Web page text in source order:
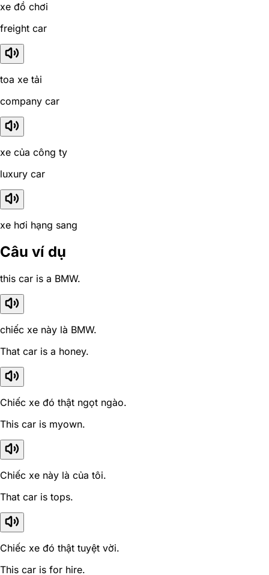
xe đồ chơi
freight car
toa xe tải
company car
xe của công ty
luxury car
xe hơi hạng sang
Câu ví dụ
this car is a BMW.
chiếc xe này là BMW.
That car is a honey.
Chiếc xe đó thật ngọt ngào.
This car is myown.
Chiếc xe này là của tôi.
That car is tops.
Chiếc xe đó thật tuyệt vời.
This car is for hire.